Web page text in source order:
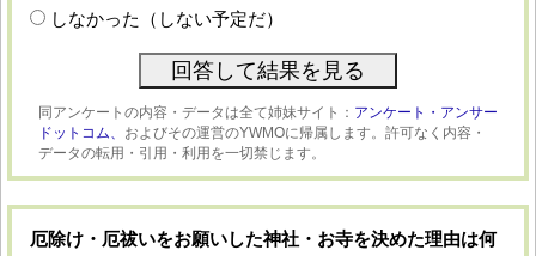
しなかった（しない予定だ）
同アンケートの内容・データは全て姉妹サイト： アンケート・アンサー
ドットコム、 およびその運営のYWMOに帰属します。許可なく内容・
データの転用・引用・利用を一切禁じます。
厄除け・厄祓いをお願いした神社・お寺を決めた理由は何